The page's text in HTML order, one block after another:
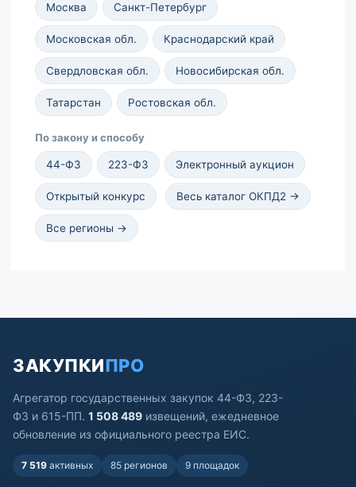
Москва Санкт-Петербург
Московская обл. Краснодарский край
Свердловская обл. Новосибирская обл.
Татарстан Ростовская обл.
По закону и способу
44-ФЗ 223-ФЗ Электронный аукцион
Открытый конкурс Весь каталог ОКПД2 →
Все регионы →
ЗАКУПКИПРО
Агрегатор государственных закупок 44-ФЗ, 223-
ФЗ и 615-ПП. 1 508 489 извещений, ежедневное
обновление из официального реестра ЕИС.
7 519 активных 85 регионов 9 площадок